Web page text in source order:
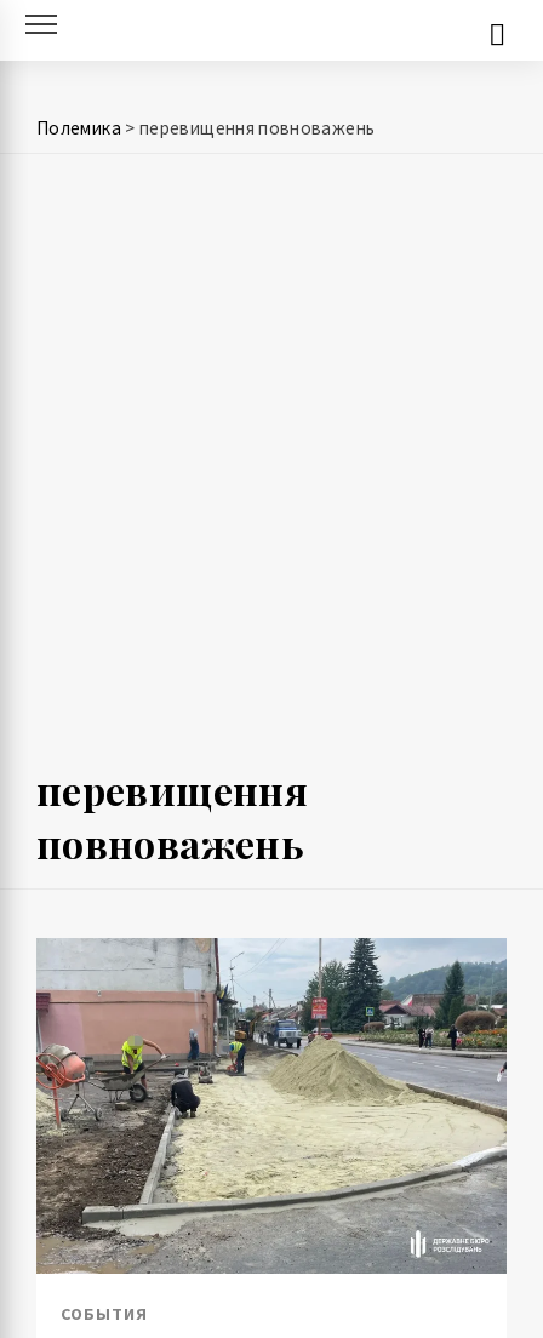
Skip
Полемика > перевищення повноважень
перевищення
повноважень
СОБЫТИЯ